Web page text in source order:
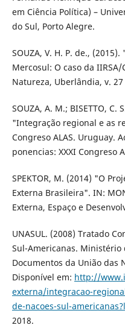
em Ciência Política) –
do Sul, Porto Alegre.
SOUZA, V. H. P. de.,
Mercosul: O caso da IIRSA/
Natureza, Uberlândia, v.
SOUZA, A. M.; BISETTO, C.
"Integração regional e as
Congreso ALAS. Uruguay.
ponencias: XXXI Congreso
SPEKTOR, M. (2014) "O
Externa Brasileira". IN:
Externa, Espaço e
UNASUL. (2008) Tratado
Sul-Americanas. Ministério
Documentos da União das
Disponível em: http://
externa/integracao-
de-nacoes-sul-
2018.